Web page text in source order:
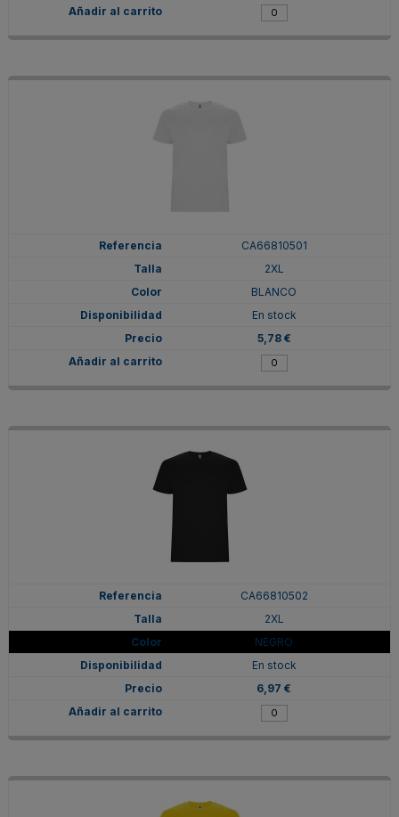
CA66810501
2XL
BLANCO
En stock
5,78 €
CA66810502
2XL
NEGRO
En stock
6,97 €